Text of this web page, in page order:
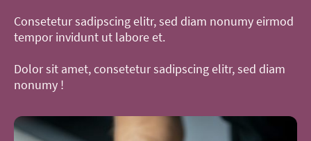
Consetetur sadipscing elitr, sed diam nonumy eirmod
tempor invidunt ut labore et.
Dolor sit amet, consetetur sadipscing elitr, sed diam
nonumy !